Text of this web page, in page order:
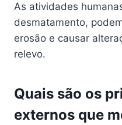
As atividades
desmatamento,
erosão e causar
relevo.
Quais são os
externos que